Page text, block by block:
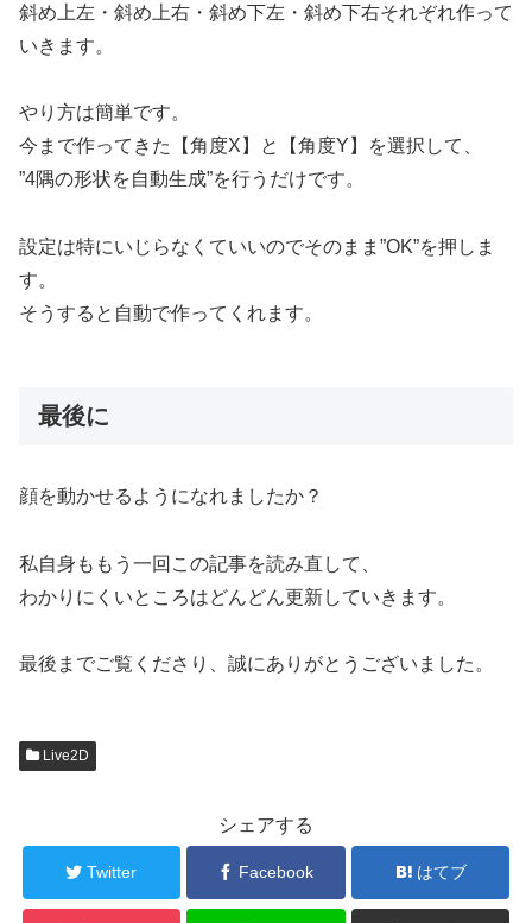
斜め上左・斜め上右・斜め下左・斜め下右それぞれ作って
いきます。
やり方は簡単です。
今まで作ってきた【角度X】と【角度Y】を選択して、
”4隅の形状を自動生成”を行うだけです。
設定は特にいじらなくていいのでそのまま”OK”を押しま
す。
そうすると自動で作ってくれます。
最後に
顔を動かせるようになれましたか？
私自身ももう一回この記事を読み直して、
わかりにくいところはどんどん更新していきます。
最後までご覧くださり、誠にありがとうございました。
Live2D
シェアする
Twitter Facebook はてブ